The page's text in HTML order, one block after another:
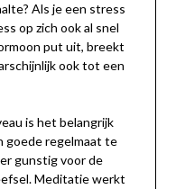
Als je een stress
op zich ook al snel
put uit, breekt
ook tot een
is het belangrijk
goede regelmaat te
gunstig voor de
Meditatie werkt